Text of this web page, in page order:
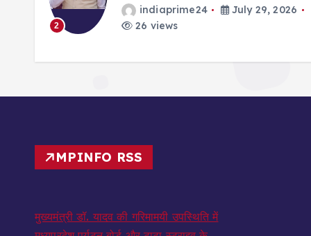
2
indiaprime24
July 29, 2026
26 views
MPINFO RSS
मुख्यमंत्री डॉ. यादव की गरिमामयी उपस्थिति में